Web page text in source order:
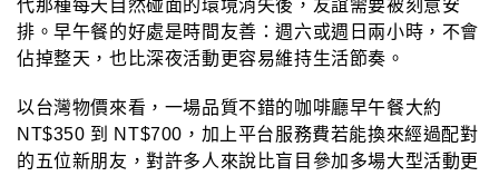
代那種每天自然碰面的環境消失後，友誼需要被刻意安
排。早午餐的好處是時間友善：週六或週日兩小時，不會
佔掉整天，也比深夜活動更容易維持生活節奏。
以台灣物價來看，一場品質不錯的咖啡廳早午餐大約
NT$350 到 NT$700，加上平台服務費若能換來經過配對
的五位新朋友，對許多人來說比盲目參加多場大型活動更